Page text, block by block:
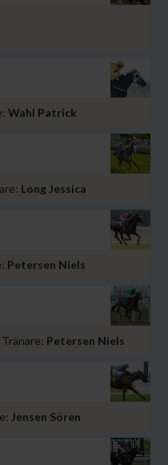
Wahl Patrick
Long Jessica
Petersen Niels
Tränare: Petersen Niels
Jensen Sören